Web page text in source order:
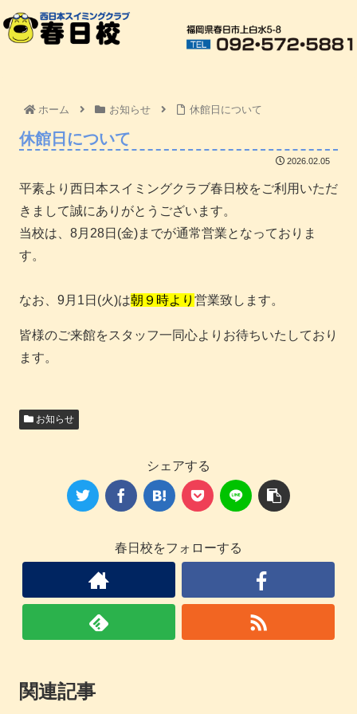
ホーム お知らせ 休館日について
休館日について
2026.02.05
平素より西日本スイミングクラブ春日校をご利用いただ
きまして誠にありがとうございます。
当校は、8月28日(金)までが通常営業となっておりま
す。
なお、9月1日(火)は朝９時より 営業致します。
皆様のご来館をスタッフ一同心よりお待ちいたしており
ます。
お知らせ
シェアする
春日校をフォローする
関連記事